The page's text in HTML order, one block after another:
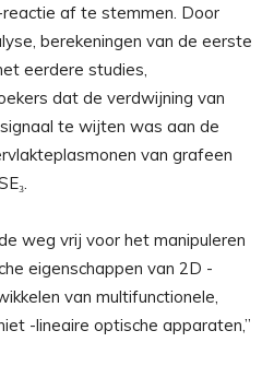
af te stemmen. Door
berekeningen van de eerste
eerdere studies,
dat de verdwijning van
te wijten was aan de
van grafeen
weg vrij voor het manipuleren
eigenschappen van 2D -
van multifunctionele,
-lineaire optische apparaten,”